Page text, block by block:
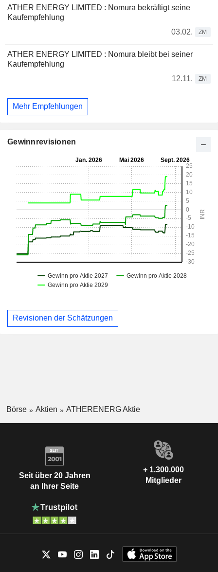
ATHER ENERGY LIMITED : Nomura bekräftigt seine
Kaufempfehlung
03.02.
ZM
ATHER ENERGY LIMITED : Nomura bleibt bei seiner
Kaufempfehlung
12.11.
ZM
Mehr Empfehlungen
Gewinnrevisionen
Revisionen der Schätzungen
Börse Aktien ATHERENERG Aktie
Seit über 20 Jahren
an Ihrer Seite
+ 1.300.000
Mitglieder